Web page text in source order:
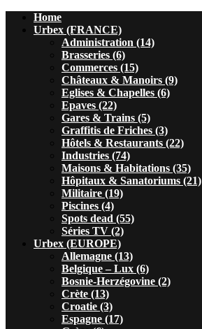
Home
Urbex (FRANCE)
Administration (14)
Brasseries (6)
Commerces (15)
Châteaux & Manoirs (9)
Eglises & Chapelles (6)
Epaves (22)
Gares & Trains (5)
Graffitis de Friches (3)
Hôtels & Restaurants (22)
Industries (74)
Maisons & Habitations (35)
Hôpitaux & Sanatoriums (21)
Militaire (19)
Piscines (4)
Spots dead (55)
Séries TV (2)
Urbex (EUROPE)
Allemagne (13)
Belgique – Lux (6)
Bosnie-Herzégovine (2)
Crète (13)
Croatie (3)
Espagne (17)